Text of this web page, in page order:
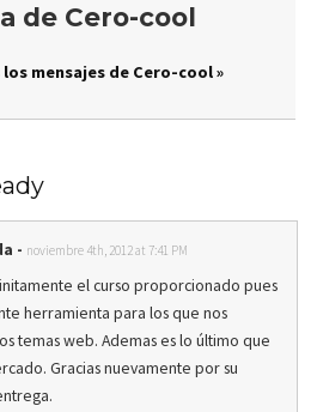
de Cero-cool
mensajes de Cero-cool »
- noviembre 4th, 2012 at 7:41 PM
el curso proporcionado pues
herramienta para los que nos
temas web. Ademas es lo último que
Gracias nuevamente por su